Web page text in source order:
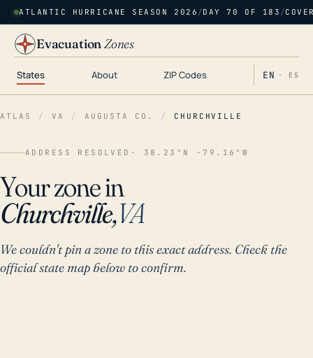
ATLANTIC HURRICANE SEASON 2026 /DAY 70 OF 183 /
EvacuationZones
States About ZIP Codes EN · ES
ATLAS / VA / AUGUSTA CO. / CHURCHVILLE
ADDRESS RESOLVED · 38.23°N -79.16°W
Your zone in
Churchville,VA
We couldn't pin a zone to this exact address. Check the
official state map below to confirm.